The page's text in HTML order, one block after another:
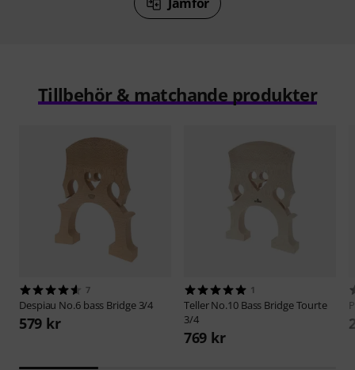
Tillbehör & matchande produkter
7
Despiau No.6 bass Bridge 3/4
579 kr
1
TellerNo.10 Bass Bridge Tourte
3/4
769 kr